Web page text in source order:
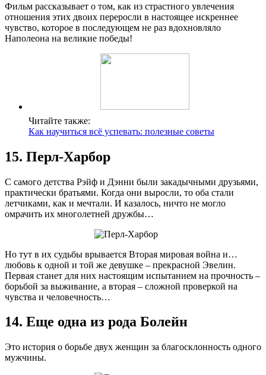
Фильм рассказывает о том, как из страстного увлечения
отношения этих двоих переросли в настоящее искреннее
чувство, которое в последующем не раз вдохновляло
Наполеона на великие победы!
Читайте также:
Как научиться всё успевать: полезные советы
15. Перл-Харбор
С самого детства Рэйф и Дэнни были закадычными друзьями,
практически братьями. Когда они выросли, то оба стали
летчиками, как и мечтали. И казалось, ничто не могло
омрачить их многолетней дружбы…
Но тут в их судьбы врывается Вторая мировая война и…
любовь к одной и той же девушке – прекрасной Эвелин.
Первая станет для них настоящим испытанием на прочность –
борьбой за выживание, а вторая – сложной проверкой на
чувства и человечность…
14. Еще одна из рода Болейн
Это история о борьбе двух женщин за благосклонность одного
мужчины.